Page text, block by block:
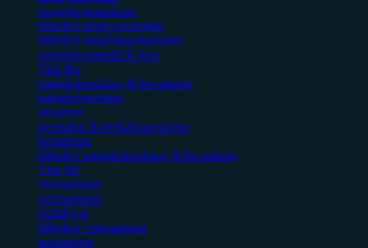
rengöringsmaskiner
tillbehör högtryckstvättar
tillbehör rengöringsmaskiner
rengöringsmedel & kem
Visa fler
trädgårdsredskap & bevattning
trädgårdsredskap
sekatörer
grensågar & beskärningssågar
bevattning
tillbehör trädgårdsredskap & bevattning
Visa fler
vedmaskiner
vedmaskiner
vedklyvar
tillbehör vedmaskiner
snöslungor